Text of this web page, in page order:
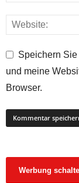
Speichern
und meine
Browser.
Werbung